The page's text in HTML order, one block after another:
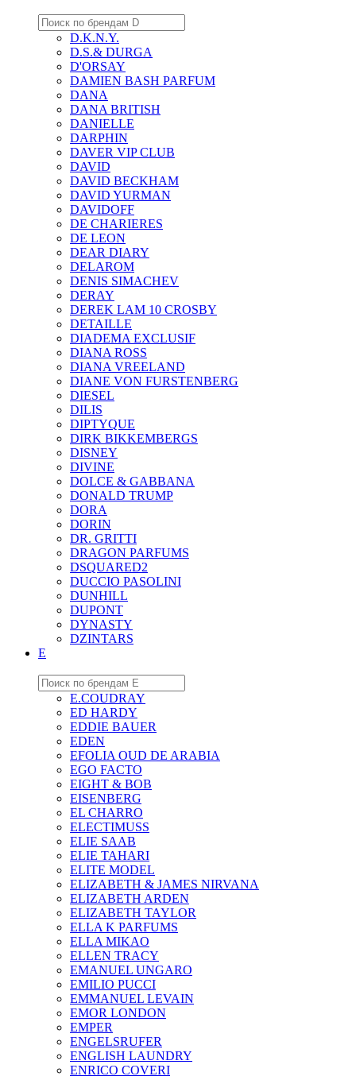
D.K.N.Y.
D.S.& DURGA
D'ORSAY
DAMIEN BASH PARFUM
DANA
DANA BRITISH
DANIELLE
DARPHIN
DAVER VIP CLUB
DAVID
DAVID BECKHAM
DAVID YURMAN
DAVIDOFF
DE CHARIERES
DE LEON
DEAR DIARY
DELAROM
DENIS SIMACHEV
DERAY
DEREK LAM 10 CROSBY
DETAILLE
DIADEMA EXCLUSIF
DIANA ROSS
DIANA VREELAND
DIANE VON FURSTENBERG
DIESEL
DILIS
DIPTYQUE
DIRK BIKKEMBERGS
DISNEY
DIVINE
DOLCE & GABBANA
DONALD TRUMP
DORA
DORIN
DR. GRITTI
DRAGON PARFUMS
DSQUARED2
DUCCIO PASOLINI
DUNHILL
DUPONT
DYNASTY
DZINTARS
E
E.COUDRAY
ED HARDY
EDDIE BAUER
EDEN
EFOLIA OUD DE ARABIA
EGO FACTO
EIGHT & BOB
EISENBERG
EL CHARRO
ELECTIMUSS
ELIE SAAB
ELIE TAHARI
ELITE MODEL
ELIZABETH & JAMES NIRVANA
ELIZABETH ARDEN
ELIZABETH TAYLOR
ELLA K PARFUMS
ELLA MIKAO
ELLEN TRACY
EMANUEL UNGARO
EMILIO PUCCI
EMMANUEL LEVAIN
EMOR LONDON
EMPER
ENGELSRUFER
ENGLISH LAUNDRY
ENRICO COVERI